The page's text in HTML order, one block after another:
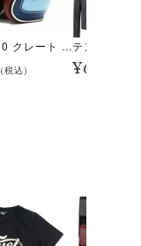
CUSTOM500 クレート アイスブルー
(税込) ¥69,300